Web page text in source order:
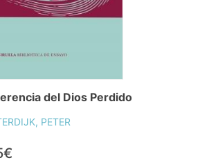
del Dios Perdido
PETER